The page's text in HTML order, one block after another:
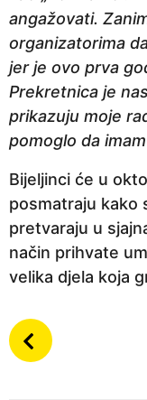
angažovati.
organizatorima
jer je ovo prva
Prekretnica je
prikazuju moje
pomoglo da
Bijeljinci će u
posmatraju kako
pretvaraju u
način prihvate
velika djela koja
P
o